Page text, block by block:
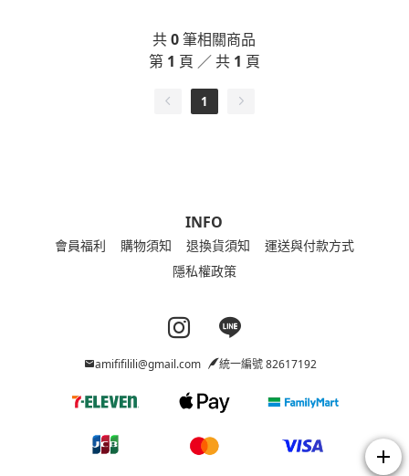
共0筆相關商品
第 1 頁 ／ 共 1 頁
1
INFO
會員福利 購物須知 退換貨須知
運送與付款方式
隱私權政策
Instagram page
Line page
amififilili@gmail.com 統一編號 82617192
add